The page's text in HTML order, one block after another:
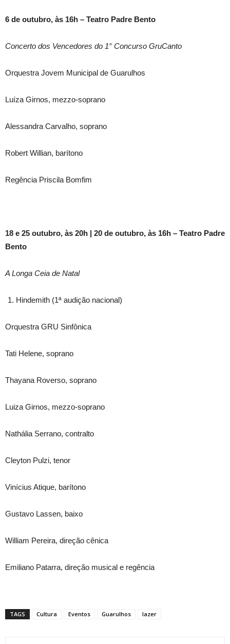
6 de outubro, às 16h – Teatro Padre Bento
Concerto dos Vencedores do 1° Concurso GruCanto
Orquestra Jovem Municipal de Guarulhos
Luíza Girnos, mezzo-soprano
Alessandra Carvalho, soprano
Robert Willian, barítono
Regência Priscila Bomfim
18 e 25 outubro, às 20h | 20 de outubro, às 16h – Teatro Padre
Bento
A Longa Ceia de Natal
Hindemith (1ª audição nacional)
Orquestra GRU Sinfônica
Tati Helene, soprano
Thayana Roverso, soprano
Luiza Girnos, mezzo-soprano
Nathália Serrano, contralto
Cleyton Pulzi, tenor
Vinícius Atique, barítono
Gustavo Lassen, baixo
William Pereira, direção cênica
Emiliano Patarra, direção musical e regência
TAGS Cultura Eventos Guarulhos lazer